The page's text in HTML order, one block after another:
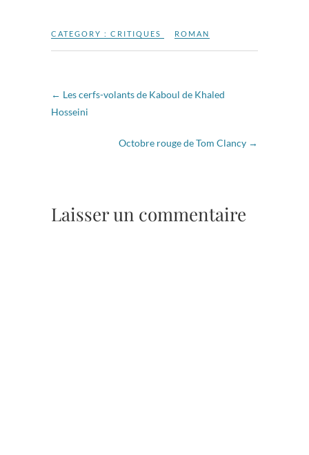
CATEGORY : CRITIQUES ROMAN
← Les cerfs-volants de Kaboul de Khaled
Hosseini
Octobre rouge de Tom Clancy →
Laisser un commentaire